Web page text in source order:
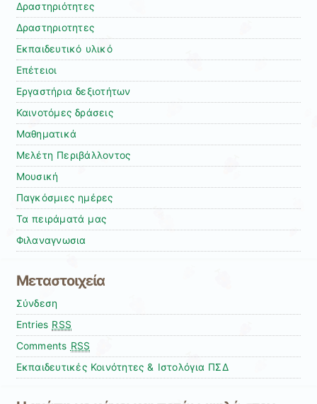
Δραστηριότητες
Δραστηριοτητες
Εκπαιδευτικό υλικό
Επέτειοι
Εργαστήρια δεξιοτήτων
Καινοτόμες δράσεις
Μαθηματικά
Μελέτη Περιβάλλοντος
Μουσική
Παγκόσμιες ημέρες
Τα πειράματά μας
Φιλαναγνωσια
Μεταστοιχεία
Σύνδεση
Entries RSS
Comments RSS
Εκπαιδευτικές Κοινότητες & Ιστολόγια ΠΣΔ